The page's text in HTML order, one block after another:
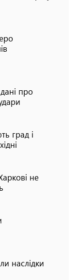
про
град і
не
наслідки